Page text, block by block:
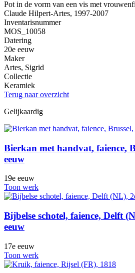
Pot in de vorm van een vis met
Claude Hilpert-Artes, 1997-2007
Inventarisnummer
MOS_10058
Datering
20e eeuw
Maker
Artes, Sigrid
Collectie
Keramiek
Terug naar overzicht
Gelijkaardig
Bierkan met handvat, faience,
eeuw
19e eeuw
Toon werk
Bijbelse schotel, faience, Delft
eeuw
17e eeuw
Toon werk